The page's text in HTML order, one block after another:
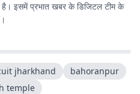
इसमें प्रभात खबर के डिजिटल टीम के
jharkhand
bahoranpur
temple